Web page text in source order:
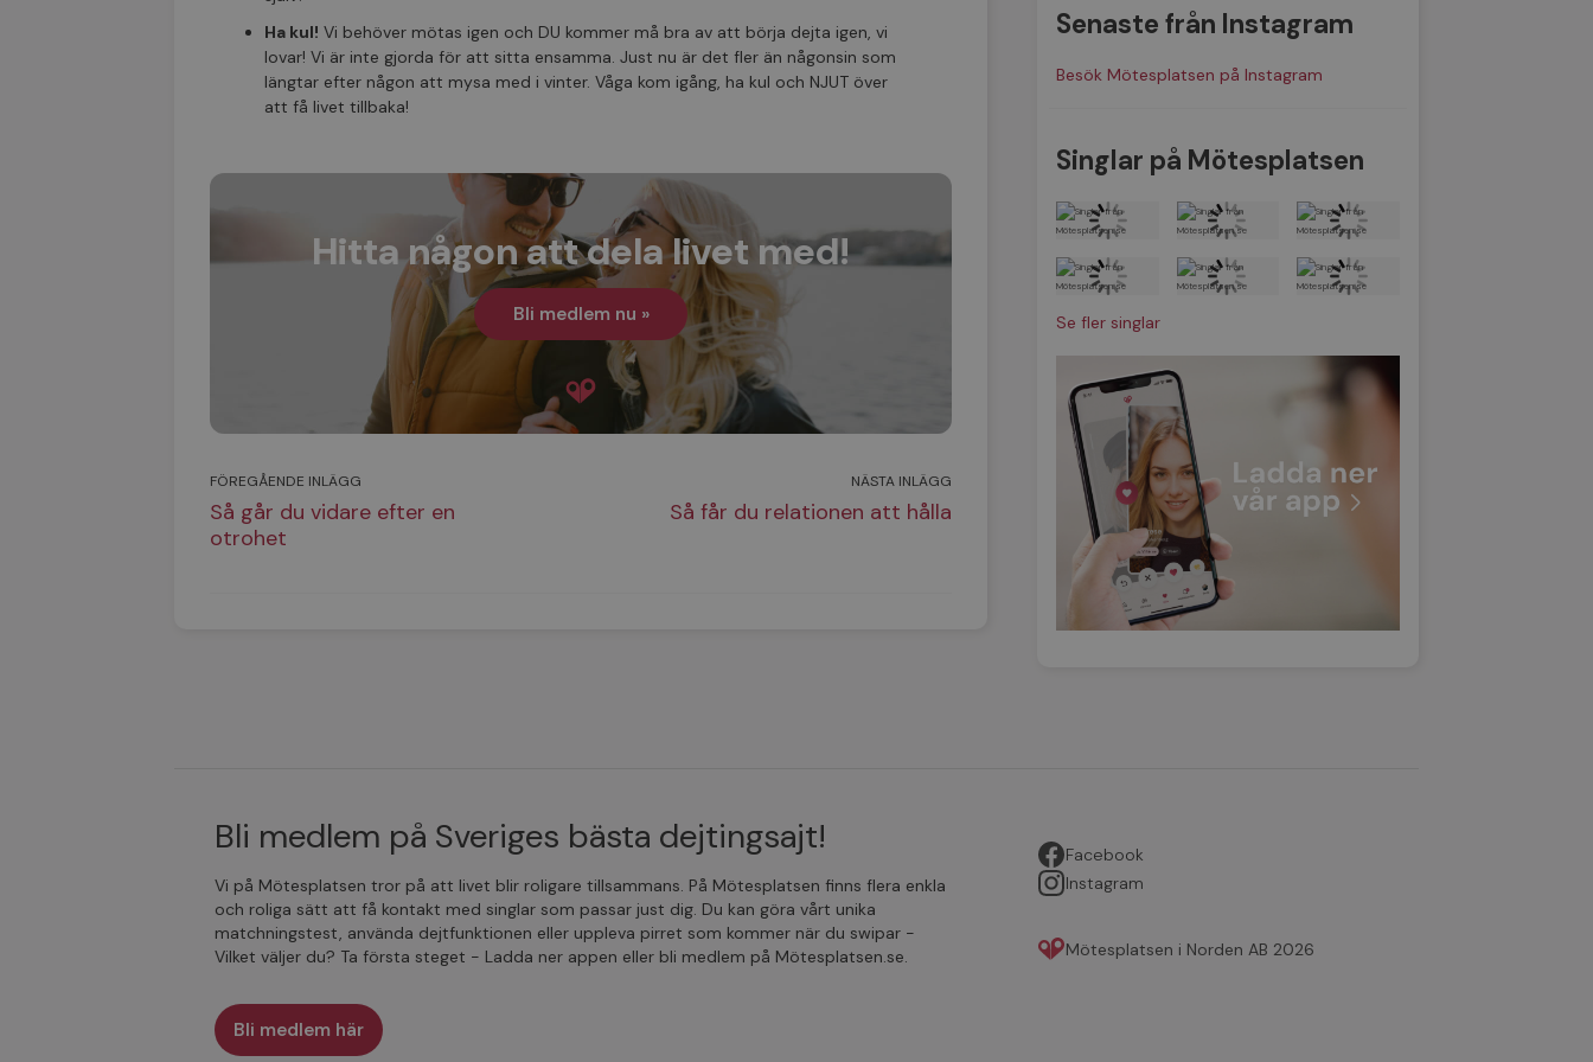
Ha kul! Vi behöver mötas igen och DU kommer må bra av att börja dejta igen, vi
lovar! Vi är inte gjorda för att sitta ensamma. Just nu är det fler än någonsin som
längtar efter någon att mysa med i vinter. Våga kom igång, ha kul och NJUT över
att få livet tillbaka!
Hitta någon att dela livet med!
Bli medlem nu »
FÖREGÅENDE INLÄGG
Så går du vidare efter en
otrohet
NÄSTA INLÄGG
Så får du relationen att hålla
Senaste från Instagram
Besök Mötesplatsen på Instagram
Singlar på Mötesplatsen
Se fler singlar
Bli medlem på Sveriges bästa dejtingsajt!
Vi på Mötesplatsen tror på att livet blir roligare tillsammans. På Mötesplatsen finns flera enkla
och roliga sätt att få kontakt med singlar som passar just dig. Du kan göra vårt unika
matchningstest, använda dejtfunktionen eller uppleva pirret som kommer när du swipar -
Vilket väljer du? Ta första steget - Ladda ner appen eller bli medlem på Mötesplatsen.se.
Bli medlem här
Facebook
Instagram
Mötesplatsen i Norden AB 2026